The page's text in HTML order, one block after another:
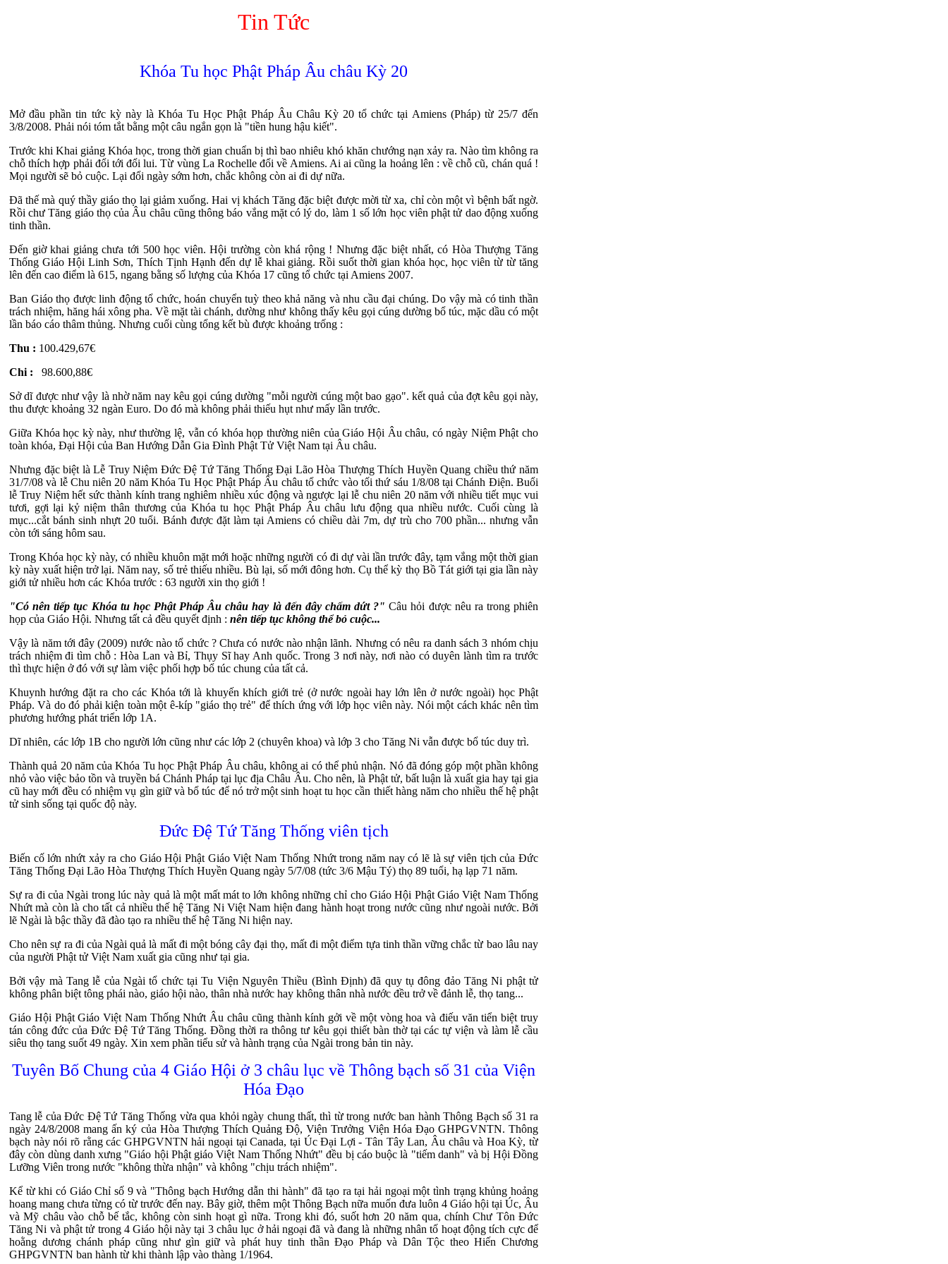
Tin Tức
Khóa Tu học Phật Pháp Âu châu Kỳ 20
Mở đầu phần tin tức kỳ này là Khóa Tu Học Phật Pháp Âu Châu Kỳ 20 tổ chức tại Amiens (Pháp) từ 25/7 đến
3/8/2008. Phải nói tóm tắt bằng một câu ngắn gọn là "tiền hung hậu kiết".
Trước khi Khai giảng Khóa học, trong thời gian chuẩn bị thì bao nhiêu khó khăn chướng nạn xảy ra. Nào tìm không ra
chỗ thích hợp phải đổi tới đổi lui. Từ vùng La Rochelle đổi về Amiens. Ai ai cũng la hoảng lên : về chỗ cũ, chán quá !
Mọi người sẽ bỏ cuộc. Lại đổi ngày sớm hơn, chắc không còn ai đi dự nữa.
Đã thế mà quý thầy giáo thọ lại giảm xuống. Hai vị khách Tăng đặc biệt được mời từ xa, chỉ còn một vì bệnh bất ngờ.
Rồi chư Tăng giáo thọ của Âu châu cũng thông báo vắng mặt có lý do, làm 1 số lớn học viên phật tử dao động xuống
tinh thần.
Đến giờ khai giảng chưa tới 500 học viên. Hội trường còn khá rộng ! Nhưng đặc biệt nhất, có Hòa Thượng Tăng
Thống Giáo Hội Linh Sơn, Thích Tịnh Hạnh đến dự lễ khai giảng. Rồi suốt thời gian khóa học, học viên từ từ tăng
lên đến cao điểm là 615, ngang bằng số lượng của Khóa 17 cũng tổ chức tại Amiens 2007.
Ban Giáo thọ được linh động tổ chức, hoán chuyển tuỳ theo khả năng và nhu cầu đại chúng. Do vậy mà có tinh thần
trách nhiệm, hăng hái xông pha. Về mặt tài chánh, dường như không thấy kêu gọi cúng dường bổ túc, mặc dầu có một
lần báo cáo thâm thủng. Nhưng cuối cùng tổng kết bù được khoảng trống :
Thu : 100.429,67€
Chi : 98.600,88€
Sở dĩ được như vậy là nhờ năm nay kêu gọi cúng dường "mỗi người cúng một bao gạo". kết quả của đợt kêu gọi này,
thu được khoảng 32 ngàn Euro. Do đó mà không phải thiếu hụt như mấy lần trước.
Giữa Khóa học kỳ này, như thường lệ, vẫn có khóa họp thường niên của Giáo Hội Âu châu, có ngày Niệm Phật cho
toàn khóa, Đại Hội của Ban Hướng Dẫn Gia Đình Phật Tử Việt Nam tại Âu châu.
Nhưng đặc biệt là Lễ Truy Niệm Đức Đệ Tứ Tăng Thống Đại Lão Hòa Thượng Thích Huyền Quang chiều thứ năm
31/7/08 và lễ Chu niên 20 năm Khóa Tu Học Phật Pháp Âu châu tổ chức vào tối thứ sáu 1/8/08 tại Chánh Điện. Buổi
lễ Truy Niệm hết sức thành kính trang nghiêm nhiều xúc động và ngược lại lễ chu niên 20 năm với nhiều tiết mục vui
tươi, gợi lại kỷ niệm thân thương của Khóa tu học Phật Pháp Âu châu lưu động qua nhiều nước. Cuối cùng là
mục...cắt bánh sinh nhựt 20 tuổi. Bánh được đặt làm tại Amiens có chiều dài 7m, dự trù cho 700 phần... nhưng vẫn
còn tới sáng hôm sau.
Trong Khóa học kỳ này, có nhiều khuôn mặt mới hoặc những người có đi dự vài lần trước đây, tạm vắng một thời gian
kỳ này xuất hiện trở lại. Năm nay, số trẻ thiếu nhiều. Bù lại, số mới đông hơn. Cụ thể kỳ thọ Bồ Tát giới tại gia lần này
giới tử nhiều hơn các Khóa trước : 63 người xin thọ giới !
"Có nên tiếp tục Khóa tu học Phật Pháp Âu châu hay là đến đây chấm dứt ?" Câu hỏi được nêu ra trong phiên
họp của Giáo Hội. Nhưng tất cả đều quyết định : nên tiếp tục không thể bỏ cuộc...
Vậy là năm tới đây (2009) nước nào tổ chức ? Chưa có nước nào nhận lãnh. Nhưng có nêu ra danh sách 3 nhóm chịu
trách nhiệm đi tìm chỗ : Hòa Lan và Bỉ, Thụy Sĩ hay Anh quốc. Trong 3 nơi này, nơi nào có duyên lành tìm ra trước
thì thực hiện ở đó với sự làm việc phối hợp bổ túc chung của tất cả.
Khuynh hướng đặt ra cho các Khóa tới là khuyến khích giới trẻ (ở nước ngoài hay lớn lên ở nước ngoài) học Phật
Pháp. Và do đó phải kiện toàn một ê-kíp "giáo thọ trẻ" để thích ứng với lớp học viên này. Nói một cách khác nên tìm
phương hướng phát triển lớp 1A.
Dĩ nhiên, các lớp 1B cho người lớn cũng như các lớp 2 (chuyên khoa) và lớp 3 cho Tăng Ni vẫn được bổ túc duy trì.
Thành quả 20 năm của Khóa Tu học Phật Pháp Âu châu, không ai có thể phủ nhận. Nó đã đóng góp một phần không
nhỏ vào việc bảo tồn và truyền bá Chánh Pháp tại lục địa Châu Âu. Cho nên, là Phật tử, bất luận là xuất gia hay tại gia
cũ hay mới đều có nhiệm vụ gìn giữ và bổ túc để nó trở một sinh hoạt tu học cần thiết hàng năm cho nhiều thế hệ phật
tử sinh sống tại quốc độ này.
Đức Đệ Tứ Tăng Thống viên tịch
Biến cố lớn nhứt xảy ra cho Giáo Hội Phật Giáo Việt Nam Thống Nhứt trong năm nay có lẽ là sự viên tịch của Đức
Tăng Thống Đại Lão Hòa Thượng Thích Huyền Quang ngày 5/7/08 (tức 3/6 Mậu Tý) thọ 89 tuổi, hạ lạp 71 năm.
Sự ra đi của Ngài trong lúc này quả là một mất mát to lớn không những chỉ cho Giáo Hội Phật Giáo Việt Nam Thống
Nhứt mà còn là cho tất cả nhiều thế hệ Tăng Ni Việt Nam hiện đang hành hoạt trong nước cũng như ngoài nước. Bởi
lẽ Ngài là bậc thầy đã đào tạo ra nhiều thế hệ Tăng Ni hiện nay.
Cho nên sự ra đi của Ngài quả là mất đi một bóng cây đại thọ, mất đi một điểm tựa tinh thần vững chắc từ bao lâu nay
của người Phật tử Việt Nam xuất gia cũng như tại gia.
Bởi vậy mà Tang lễ của Ngài tổ chức tại Tu Viện Nguyên Thiều (Bình Định) đã quy tụ đông đảo Tăng Ni phật tử
không phân biệt tông phái nào, giáo hội nào, thân nhà nước hay không thân nhà nước đều trở về đảnh lễ, thọ tang...
Giáo Hội Phật Giáo Việt Nam Thống Nhứt Âu châu cũng thành kính gởi về một vòng hoa và điếu văn tiển biệt truy
tán công đức của Đức Đệ Tứ Tăng Thống. Đồng thời ra thông tư kêu gọi thiết bàn thờ tại các tự viện và làm lễ cầu
siêu thọ tang suốt 49 ngày. Xin xem phần tiểu sử và hành trạng của Ngài trong bản tin này.
Tuyên Bố Chung của 4 Giáo Hội ở 3 châu lục về Thông bạch số 31 của Viện
Hóa Đạo
Tang lễ của Đức Đệ Tứ Tăng Thống vừa qua khỏi ngày chung thất, thì từ trong nước ban hành Thông Bạch số 31 ra
ngày 24/8/2008 mang ấn ký của Hòa Thượng Thích Quảng Độ, Viện Trưởng Viện Hóa Đạo GHPGVNTN. Thông
bạch này nói rõ rằng các GHPGVNTN hải ngoại tại Canada, tại Úc Đại Lợi - Tân Tây Lan, Âu châu và Hoa Kỳ, từ
đây còn dùng danh xưng "Giáo hội Phật giáo Việt Nam Thống Nhứt" đều bị cáo buộc là "tiếm danh" và bị Hội Đồng
Lưỡng Viên trong nước "không thừa nhận" và không "chịu trách nhiệm".
Kể từ khi có Giáo Chỉ số 9 và "Thông bạch Hướng dẫn thi hành" đã tạo ra tại hải ngoại một tình trạng khủng hoảng
hoang mang chưa từng có từ trước đến nay. Bây giờ, thêm một Thông Bạch nữa muốn đưa luôn 4 Giáo hội tại Úc, Âu
và Mỹ châu vào chỗ bế tắc, không còn sinh hoạt gì nữa. Trong khi đó, suốt hơn 20 năm qua, chính Chư Tôn Đức
Tăng Ni và phật tử trong 4 Giáo hội này tại 3 châu lục ở hải ngoại đã và đang là những nhân tố hoạt động tích cực để
hoằng dương chánh pháp cũng như gìn giữ và phát huy tinh thần Đạo Pháp và Dân Tộc theo Hiến Chương
GHPGVNTN ban hành từ khi thành lập vào thàng 1/1964.